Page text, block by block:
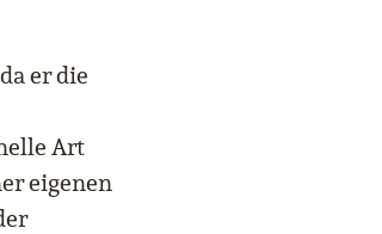
er die
Art
eigenen